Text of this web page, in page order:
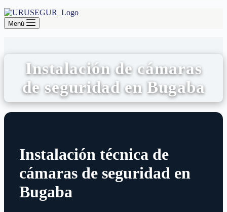
Menú
Instalación de cámaras
de seguridad en Bugaba
Instalación técnica de
cámaras de seguridad en
Bugaba